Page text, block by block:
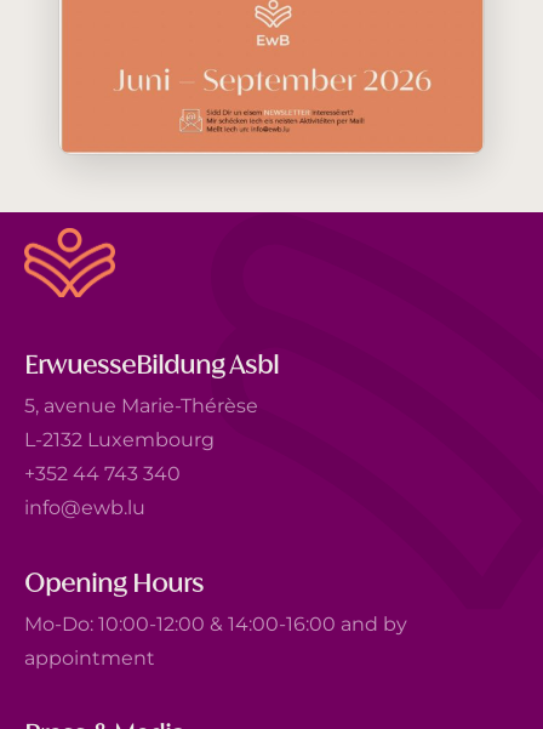
ErwuesseBildung Asbl
5, avenue Marie-Thérèse
L-2132 Luxembourg
+352 44 743 340
info@ewb.lu
Opening Hours
Mo-Do: 10:00-12:00 & 14:00-16:00 and by
appointment